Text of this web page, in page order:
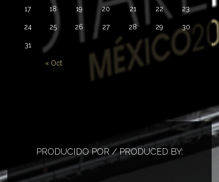
« Oct
17 18 19 20 21 22 23
24 25 26 27 28 29 30
31
PRODUCIDO POR / PRODUCED BY: